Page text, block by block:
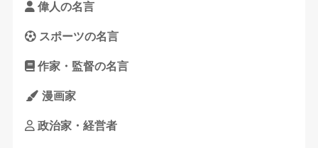
偉人の名言
スポーツの名言
作家・監督の名言
漫画家
政治家・経営者